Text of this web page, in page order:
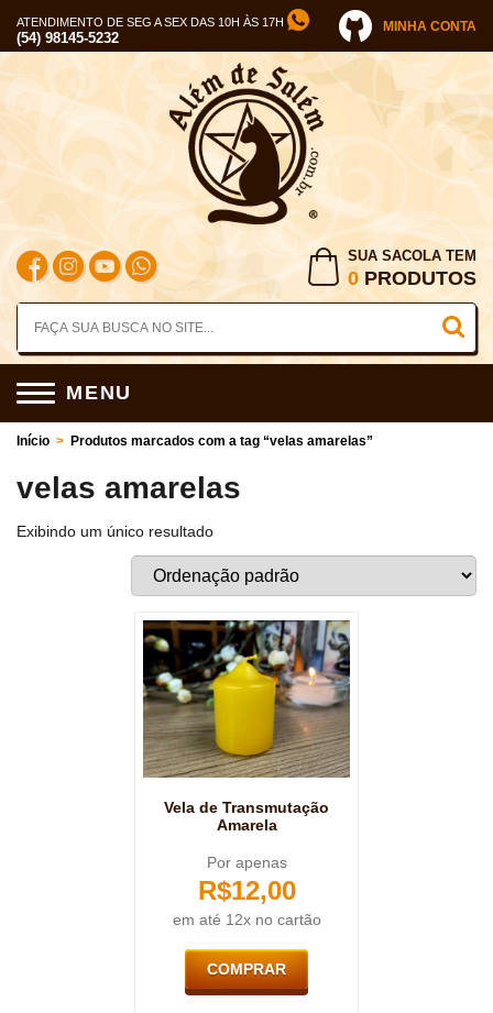
ATENDIMENTO DE SEG A SEX DAS 10H ÀS 17H
(54) 98145-5232
MINHA CONTA
SUA SACOLA TEM
0 PRODUTOS
MENU
Início > Produtos marcados com a tag “velas amarelas”
velas amarelas
Exibindo um único resultado
Vela de Transmutação
Amarela
Por apenas
R$12,00
em até 12x no cartão
COMPRAR